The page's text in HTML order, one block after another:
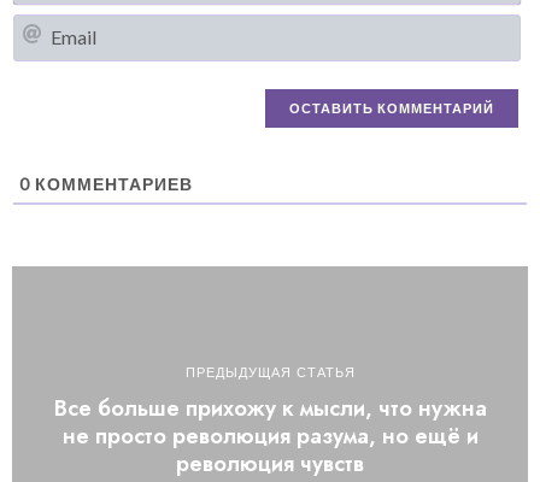
0 КОММЕНТАРИЕВ
ПРЕДЫДУЩАЯ СТАТЬЯ
Все больше прихожу к мысли, что нужна
не просто революция разума, но ещё и
революция чувств